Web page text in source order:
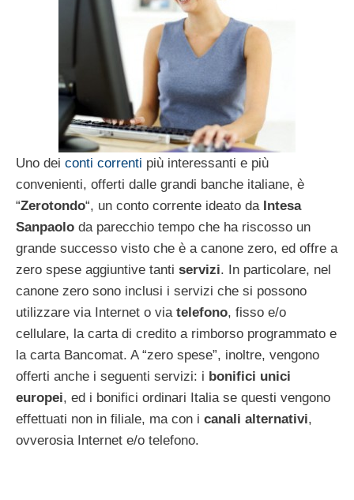
Uno dei conti correnti più interessanti e più
convenienti, offerti dalle grandi banche italiane, è
“Zerotondo“, un conto corrente ideato da Intesa
Sanpaolo da parecchio tempo che ha riscosso un
grande successo visto che è a canone zero, ed offre a
zero spese aggiuntive tanti servizi. In particolare, nel
canone zero sono inclusi i servizi che si possono
utilizzare via Internet o via telefono, fisso e/o
cellulare, la carta di credito a rimborso programmato e
la carta Bancomat. A “zero spese”, inoltre, vengono
offerti anche i seguenti servizi: i bonifici unici
europei, ed i bonifici ordinari Italia se questi vengono
effettuati non in filiale, ma con i canali alternativi,
ovverosia Internet e/o telefono.